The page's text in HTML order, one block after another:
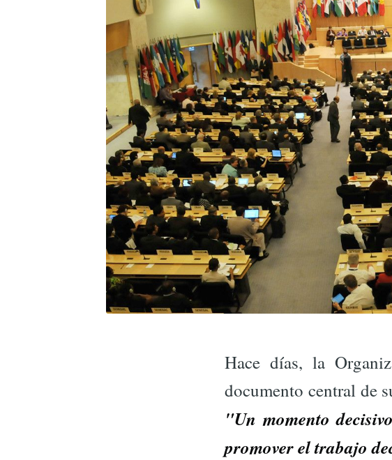
Hace días, la
documento central de
"Un momento
promover el trabajo